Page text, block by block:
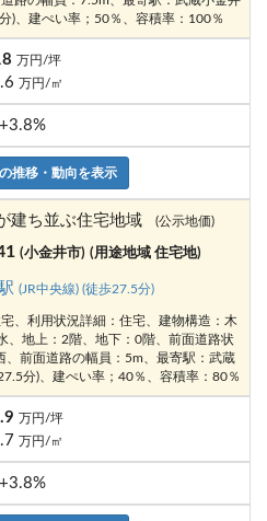
)、建ぺい率；50％、容積率：100％
万円/坪
万円/㎡
+3.8%
推移・動向を表示
建ち並ぶ住宅地域 (公示地価)
(小金井市) (用途地域 住宅地)
(JR中央線) (徒歩27.5分)
、利用状況詳細：住宅、建物構造：木
、地上：2階、地下：0階、前面道路状
、前面道路の幅員：5m、最寄駅：武蔵
分)、建ぺい率；40％、容積率：80％
万円/坪
万円/㎡
+3.8%